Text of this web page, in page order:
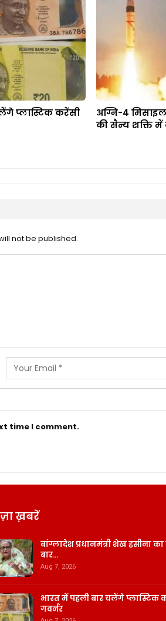
प्लास्टिक करेंसी
अग्नि-4
की सैन्य शक्ति में
not be published.
time I comment.
ख़बरें
बांग्लादेश प्रधानमंत्री शेख हसीना
बार…
Aug 7, 2026
भारत में पहली बार चलेंगे प्लास्टिक
गवर्नर